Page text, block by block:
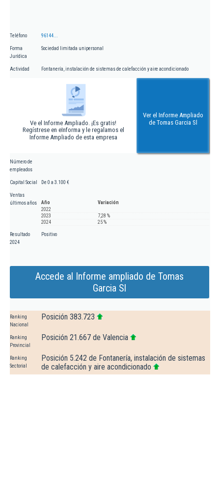
Teléfono 96144...
Forma
Jurídica
Sociedad limitada unipersonal
Actividad Fontanería, instalación de sistemas de calefacción y aire acondicionado
Ve el Informe Ampliado. ¡Es gratis!
Regístrese en eInforma y le regalamos el
Informe Ampliado de esta empresa
Ver el Informe Ampliado
de Tomas Garcia Sl
Número de
empleados
Capital Social De 0 a 3.100 €
Ventas
últimos años
Año
Variación
2022
2023
7,28 %
2024
25 %
Resultado
2024
Positivo
Accede al Informe ampliado de Tomas
Garcia Sl
Ranking
Nacional
Posición 383.723
Ranking
Provincial
Posición 21.667 de Valencia
Ranking
Sectorial
Posición 5.242 de Fontanería, instalación de sistemas
de calefacción y aire acondicionado